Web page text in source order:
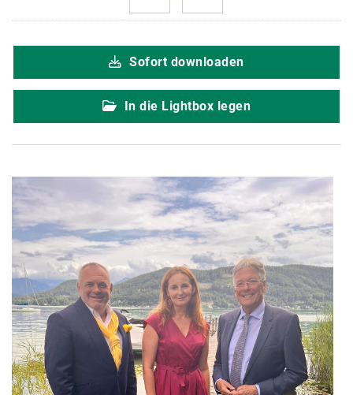
Gillette Venus
GrECo
karriere.at
Ketchum GmbH
Kinderwunschzentrum
Kostenwahrheit
Kyndryl
LWND
Mastercard
Sofort downloaden
In die Lightbox legen